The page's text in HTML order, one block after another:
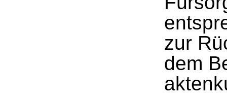
zur
dem